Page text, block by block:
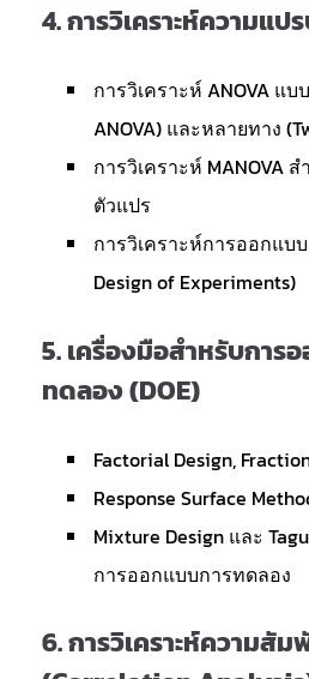
4.การวิเคราะห์ความแป
การวิเคราะห์ ANOVA แบ
ANOVA) และหลายทาง
การวิเคราะห์ MANOVA
ตัวแปร
การวิเคราะห์การออกแบ
Design of Experiments)
5.เครื่องมือสำหรับการ
ทดลอง (DOE)
Factorial Design,
Response Surface
Mixture Design และ
การออกแบบการทดลอง
6.การวิเคราะห์ความสัม